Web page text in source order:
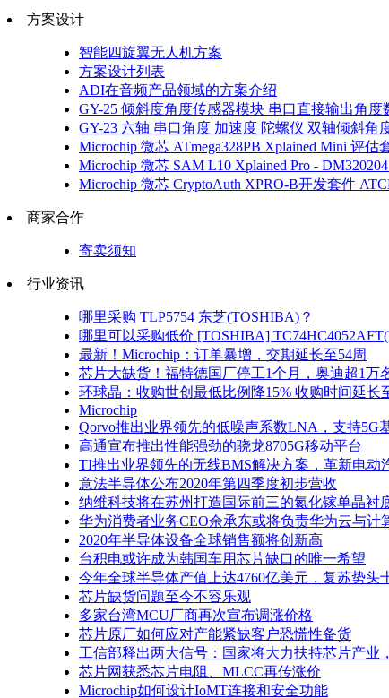
方案设计
智能四旋翼无人机方案
方案设计列表
ADI在音频产品领域的方案介绍
GY-25 倾斜度角度传感器模块 串口直接输出角度
GY-23 六轴 串口角度 加速度 陀螺仪 双轴倾斜角
Microchip 微芯 ATmega328PB Xplained Mini 评估
Microchip 微芯 SAM L10 Xplained Pro -
Microchip 微芯 CryptoAuth XPRO-B开发套件
商家合作
寄卖须知
行业资讯
哪里采购 TLP5754 东芝(TOSHIBA)？
哪里可以采购低价 [TOSHIBA]
最新！Microchip：订单暴增，交期延长至54周
芯片大缺货！福特德国厂停工1个月，奥迪超1万
环球晶：收购世创最低比例降15% 收购时间延长
Microchip
Qorvo推出业界领先的低噪声系数LNA，支持5G
高通宣布推出性能强劲的骁龙8705G移动平台
TI推出业界领先的无线BMS解决方案，革新电动
意法半导体公布2020年第四季度初步营收
纳维科技将在苏州打造国际前三的氮化镓单晶衬
华为消费者业务CEO余承东或将负责华为云与计
2020年半导体设备全球销售额将创新高
台积电或许成为韩国车用芯片缺口的唯一希望
今年全球半导体产值上达4760亿美元，复苏势头
芯片缺货问题至今不容乐观
多家台湾MCU厂商再次宣布调涨价格
芯片原厂如何应对产能紧缺客户恐慌性备货
工信部释出两大信号：国家将大力扶持芯片产业
芯片网获悉芯片电阻、MLCC再传涨价
Microchip如何设计IoMT连接和安全功能